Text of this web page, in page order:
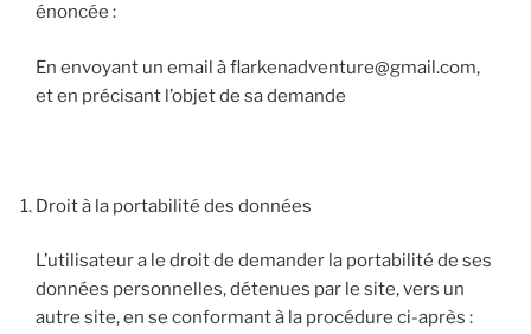
énoncée :
En envoyant un email àflarkenadventure@gmail.com,
et en précisant l’objet de sa demande
Droit à la portabilité des données
L’utilisateur a le droit de demander la portabilité de ses
données personnelles, détenues par le site, vers un
autre site, en se conformant à la procédure ci-après :